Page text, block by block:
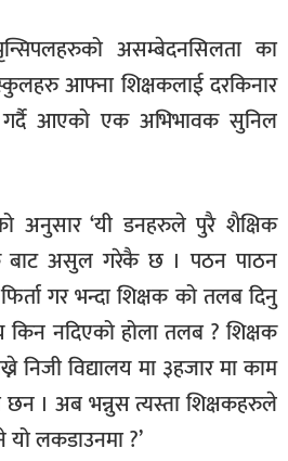
असम्बेदनसिलता का
आफ्ना शिक्षकलाई दरकिनार
गर्दै आएको एक अभिभावक सुनिल
अनुसार ‘यी डनहरुले पुरै शैक्षिक
बाट असुल गरेकै छ । पठन पाठन
गर भन्दा शिक्षक को तलब दिनु
किन नदिएको होला तलब ? शिक्षक
निजी विद्यालय मा ३हजार मा काम
छन । अब भन्नुस त्यस्ता शिक्षकहरुले
लकडाउनमा ?’